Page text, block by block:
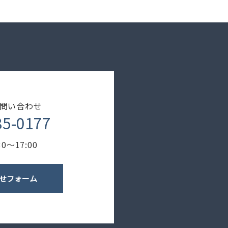
い合わせ
0177
〜17:00
フォーム